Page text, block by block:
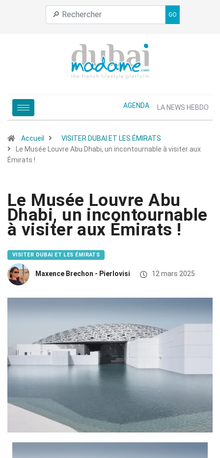
GO
AGENDA LA NEWS HEBDO
Accueil
VISITER DUBAI ET LES ÉMIRATS
Le Musée Louvre Abu Dhabi, un incontournable à visiter aux
Émirats !
Le Musée Louvre Abu
Dhabi, un incontournable
à visiter aux Émirats !
VISITER DUBAI ET LES ÉMIRATS
Maxence Brechon - Pierlovisi 12 mars 2025